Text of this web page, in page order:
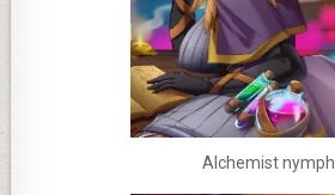
Alchemist nymph